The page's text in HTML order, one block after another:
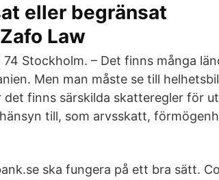
eller begränsat
Law
Stockholm. – Det finns många
Men man måste se till
finns särskilda skatteregler för
till, som arvsskatt,
ska fungera på ett bra sätt.